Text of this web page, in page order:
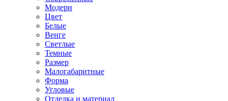
Модерн
Цвет
Белые
Венге
Светлые
Темные
Размер
Малогабаритные
Форма
Угловые
Отделка и материал